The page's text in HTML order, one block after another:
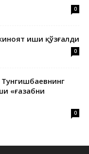
0
иши қўзғалди
0
Тунгишбаевнинг
«ғазабни
0